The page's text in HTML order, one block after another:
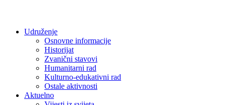
Udruženje
Osnovne informacije
Historijat
Zvanični stavovi
Humanitarni rad
Kulturno-edukativni rad
Ostale aktivnosti
Aktuelno